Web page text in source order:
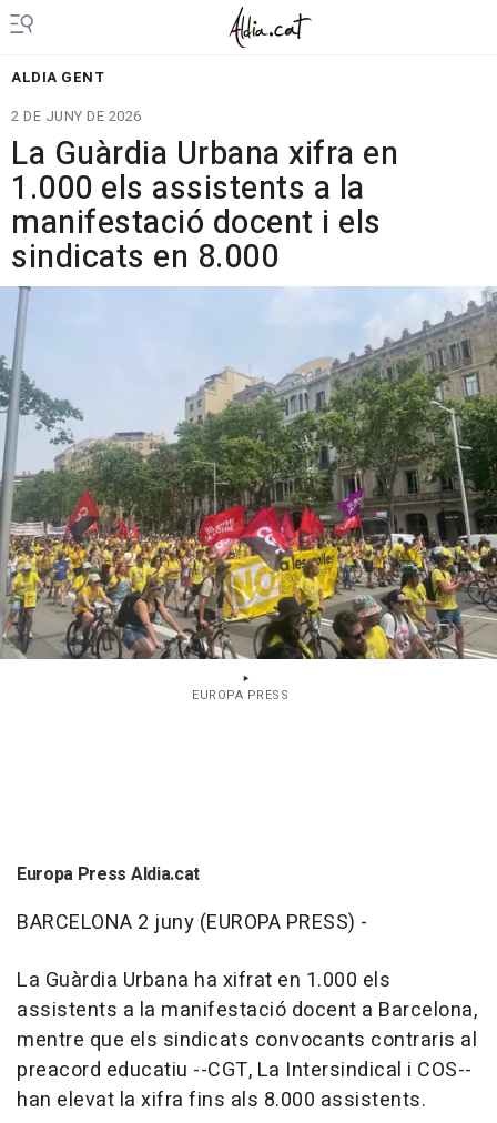
ALDIA GENT
2 DE JUNY DE 2026
La Guàrdia Urbana xifra en
1.000 els assistents a la
manifestació docent i els
sindicats en 8.000
EUROPA PRESS
Europa Press Aldia.cat
BARCELONA 2 juny (EUROPA PRESS) -
La Guàrdia Urbana ha xifrat en 1.000 els
assistents a la manifestació docent a Barcelona,
mentre que els sindicats convocants contraris al
preacord educatiu --CGT, La Intersindical i COS--
han elevat la xifra fins als 8.000 assistents.